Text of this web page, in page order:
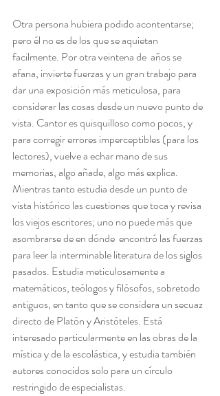
Otra persona hubiera podido acontentarse;
pero él no es de los que se aquietan
facilmente. Por otra veintena de  años se
afana, invierte fuerzas y un gran trabajo para
dar una exposición más meticulosa, para
considerar las cosas desde un nuevo punto de
vista. Cantor es quisquilloso como pocos, y
para corregir errores imperceptibles (para los
lectores), vuelve a echar mano de sus
memorias, algo añade, algo más explica.
Mientras tanto estudia desde un punto de
vista histórico las cuestiones que toca y revisa
los viejos escritores; uno no puede más que
asombrarse de en dónde  encontró las fuerzas
para leer la interminable literatura de los siglos
pasados. Estudia meticulosamente a
matemáticos, teólogos y filósofos, sobretodo
antiguos, en tanto que se considera un secuaz
directo de Platón y Aristóteles. Está
interesado particularmente en las obras de la
mística y de la escolástica, y estudia también
autores conocidos solo para un círculo
restringido de especialistas.